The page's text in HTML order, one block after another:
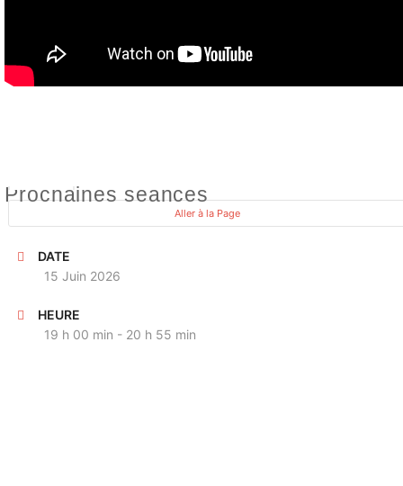
Prochaines seances
Aller à la Page
DATE
15 Juin 2026
HEURE
19 h 00 min - 20 h 55 min